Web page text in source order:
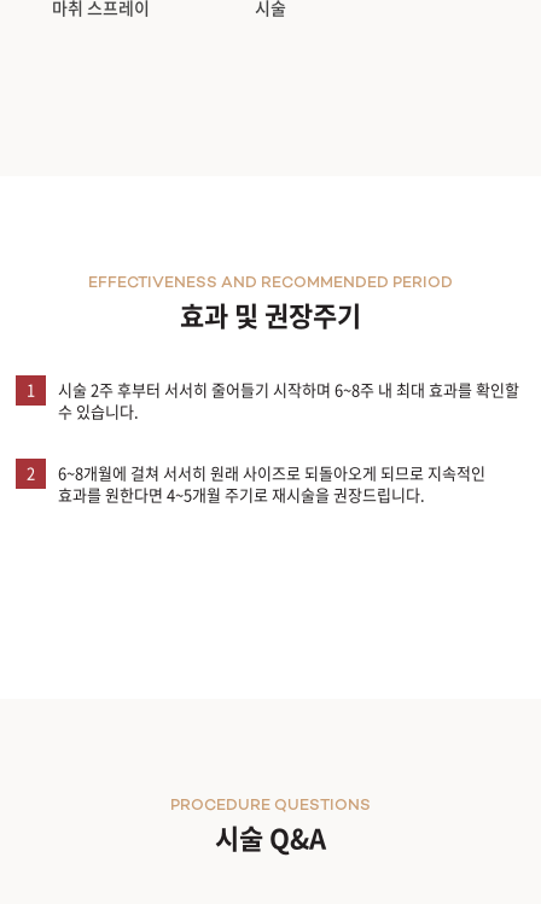
마취 스프레이 시술
효과 및 권장주기
EFFECTIVENESS AND RECOMMENDED PERIOD
1
시술 2주 후부터 서서히 줄어들기 시작하며 6~8주 내 최대 효과를 확인할
수 있습니다.
2
6~8개월에 걸쳐 서서히 원래 사이즈로 되돌아오게 되므로 지속적인
효과를 원한다면 4~5개월 주기로 재시술을 권장드립니다.
시술 Q&A
PROCEDURE QUESTIONS